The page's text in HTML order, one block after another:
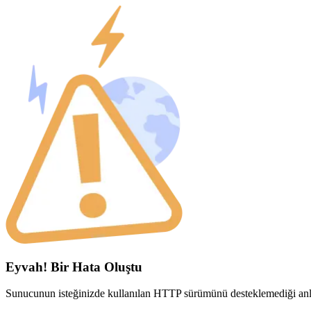
Eyvah! Bir Hata Oluştu
Sunucunun isteğinizde kullanılan HTTP sürümünü desteklemediği